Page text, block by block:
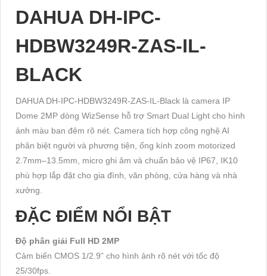
DAHUA DH-IPC-
HDBW3249R-ZAS-IL-
BLACK
DAHUA DH-IPC-HDBW3249R-ZAS-IL-Black là camera IP
Dome 2MP dòng WizSense hỗ trợ Smart Dual Light cho hình
ảnh màu ban đêm rõ nét. Camera tích hợp công nghệ AI
phân biệt người và phương tiện, ống kính zoom motorized
2.7mm–13.5mm, micro ghi âm và chuẩn bảo vệ IP67, IK10
phù hợp lắp đặt cho gia đình, văn phòng, cửa hàng và nhà
xưởng.
ĐẶC ĐIỂM NỔI BẬT
Độ phân giải Full HD 2MP
Cảm biến CMOS 1/2.9” cho hình ảnh rõ nét với tốc độ
25/30fps.